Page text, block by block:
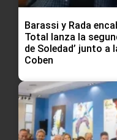
Barassi y Rada
Total lanza la
de Soledad’ junto a
Coben